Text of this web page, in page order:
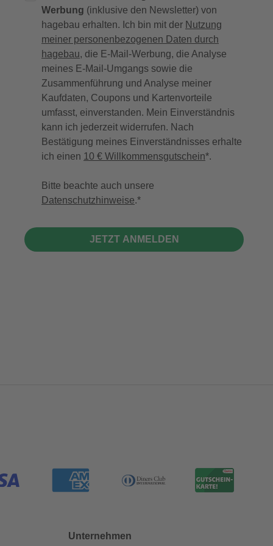
Werbung (inklusive den Newsletter) von
hagebau erhalten. Ich bin mit der Nutzung
meiner personenbezogenen Daten durch
hagebau, die E-Mail-Werbung, die Analyse
meines E-Mail-Umgangs sowie die
Zusammenführung und Analyse meiner
Kaufdaten, Coupons und Kartenvorteile
umfasst, einverstanden. Mein Einverständnis
kann ich jederzeit widerrufen. Nach
Bestätigung meines Einverständnisses erhalte
ich einen 10 € Willkommensgutschein*.
Bitte beachte auch unsere
Datenschutzhinweise.
JETZT ANMELDEN
Unternehmen